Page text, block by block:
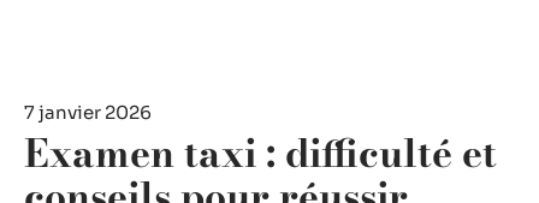
7 janvier 2026
Examen taxi : difficulté et